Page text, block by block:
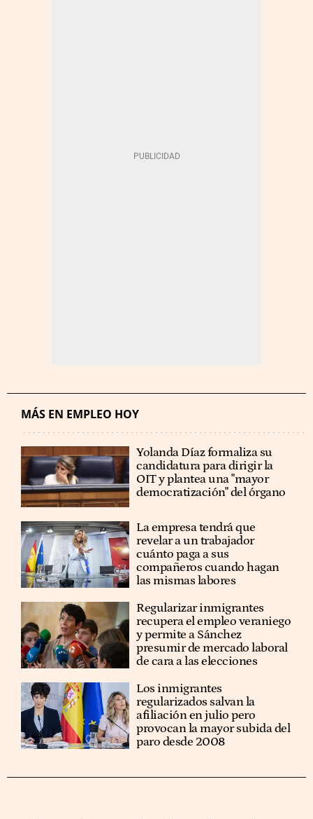
MÁS EN EMPLEO HOY
Yolanda Díaz formaliza su
candidatura para dirigir la
OIT y plantea una "mayor
democratización" del órgano
La empresa tendrá que
revelar a un trabajador
cuánto paga a sus
compañeros cuando hagan
las mismas labores
Regularizar inmigrantes
recupera el empleo veraniego
y permite a Sánchez
presumir de mercado laboral
de cara a las elecciones
Los inmigrantes
regularizados salvan la
afiliación en julio pero
provocan la mayor subida del
paro desde 2008